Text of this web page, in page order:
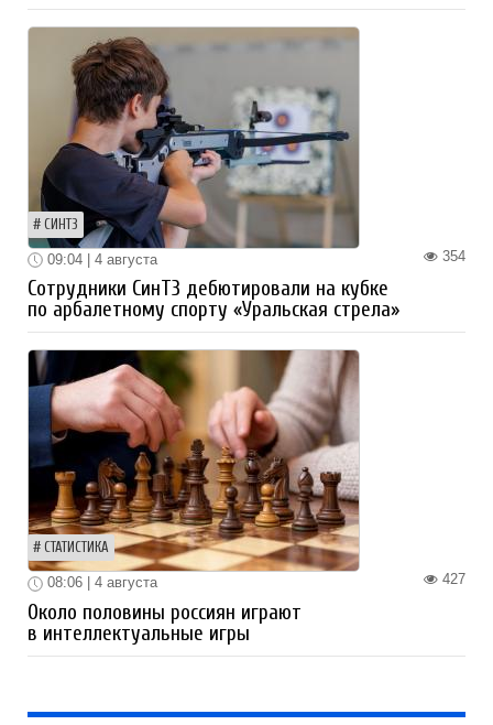
СИНТЗ
354
09:04 | 4 августа
Сотрудники СинТЗ дебютировали на кубке
по арбалетному спорту «Уральская стрела»
СТАТИСТИКА
427
08:06 | 4 августа
Около половины россиян играют
в интеллектуальные игры